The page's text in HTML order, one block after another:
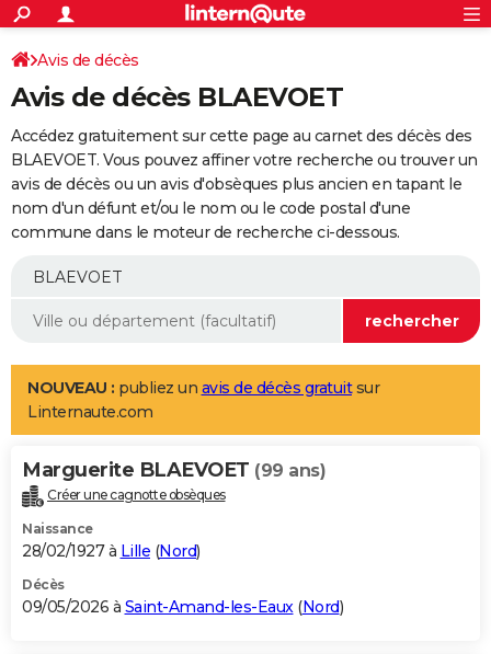
ACTUALITÉS
Politique
Société
Faits Divers
Education
Monde
Villes
+
SPORT
Coupe du monde 2026
Football
Tennis
Cyclisme
Rugby
Forum
Programme TV
TNT
Streaming
Cinéma
Sorties cinéma
Musique
+
FINANCE
Retraite
Epargne
Immobilier
Risques naturels par ville
Banque
Assurance
AUTO
Essais
Réserver un essai
Citadines
Berlines
SUV
Forum auto
+
Mobiles
Meilleur smartphone
Internet
Ordinateurs
Jeux vidéo
Guide high-tech
Aménagement intérieur
LIFESTYLE
Art de vivre
Bien-être
Loisirs
Mode
Modes de vie
Alimentation
Guide de la santé
Maladies
Médicaments
Sommeil
VOYAGE
Destinations
City break
Voyage nature
Voyage de noces
Forum
Climat
+PHOTO
GUIDES D'ACHAT
BONS PLANS
Avis de décès
Avis de décès BLAEVOET
Accédez gratuitement sur cette page au carnet des décès des
BLAEVOET. Vous pouvez affiner votre recherche ou trouver un
avis de décès ou un avis d'obsèques plus ancien en tapant le
nom d'un défunt et/ou le nom ou le code postal d'une
commune dans le moteur de recherche ci-dessous.
NOUVEAU : publiez un avis de décès gratuitsur
Linternaute.com
Marguerite BLAEVOET (99 ans)
Créer une cagnotte obsèques
Naissance
28/02/1927 à Lille (Nord)
Décès
09/05/2026 à Saint-Amand-les-Eaux(Nord)